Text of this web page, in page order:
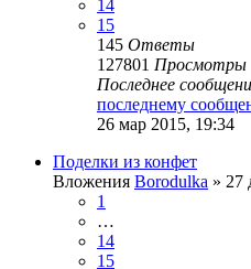
14
15
145 Ответы
127801 Просмотры
Последнее
последнему
26 мар 2015, 19:34
Поделки из конфет
Вложения Borodulka » 27
1
…
14
15